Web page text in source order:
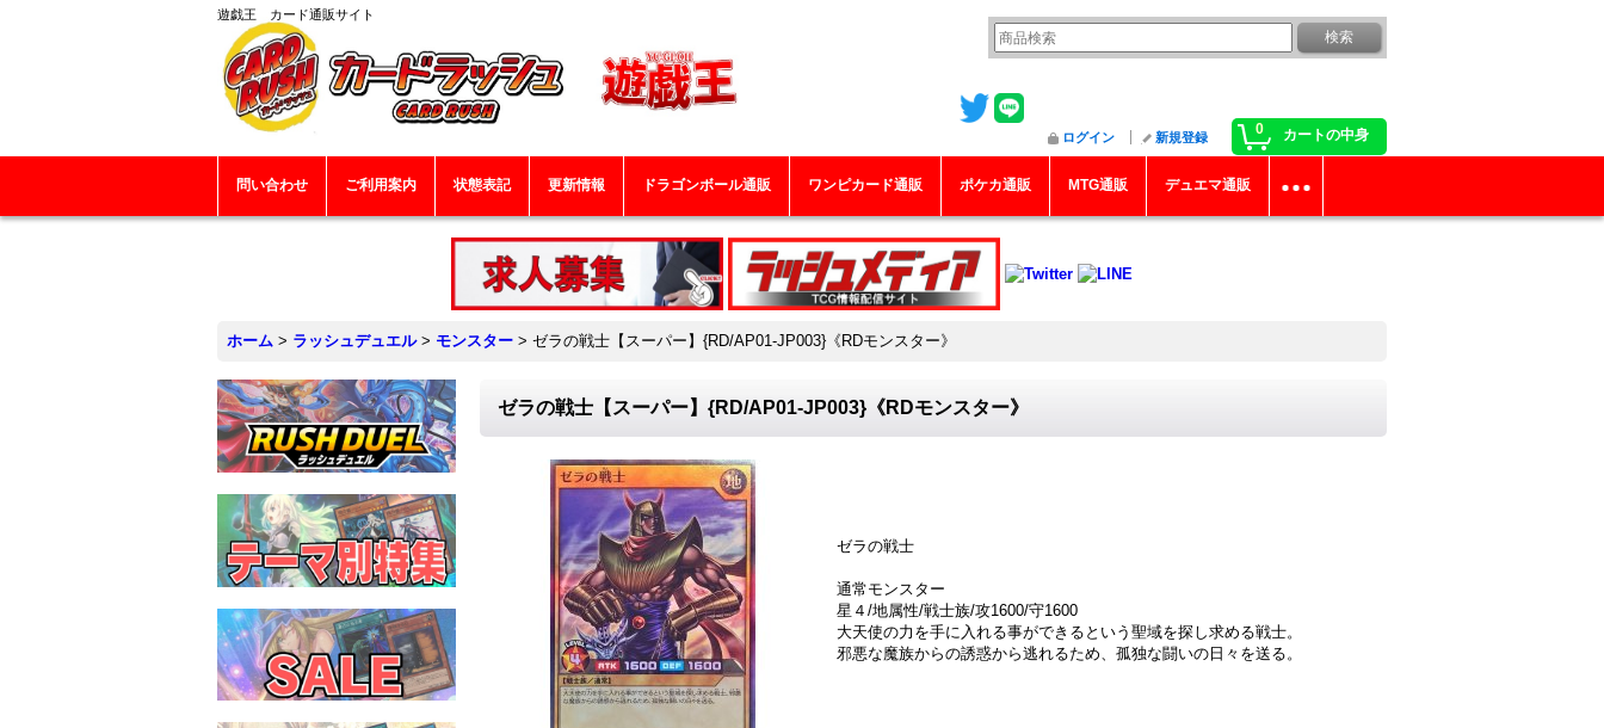
遊戯王 カード通販サイト
0 カートの中身
ログイン 新規登録
問い合わせ ご利用案内 状態表記 更新情報 ドラゴンボール通販 ワンピカード通販 ポケカ通販 MTG通販 デュエマ通販
ホーム > ラッシュデュエル > モンスター > ゼラの戦士【スーパー】{RD/AP01-JP003}《RDモンスター》
ゼラの戦士【スーパー】{RD/AP01-JP003}《RDモンスター》
ゼラの戦士
通常モンスター
星４/地属性/戦士族/攻1600/守1600
大天使の力を手に入れる事ができるという聖域を探し求める戦士。
邪悪な魔族からの誘惑から逃れるため、孤独な闘いの日々を送る。